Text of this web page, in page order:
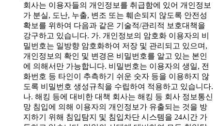
회사는 이용자들의 개인정보를 취급함에 있어 개인정보
가 분실, 도난, 누출, 변조 또는 훼손되지 않도록 안전성
확보를 위하여 다음과 같은 기술적/관리적 보호대책을
강구하고 있습니다. 가. 개인정보의 암호화 이용자의 비
밀번호는 일방향 암호화하여 저장 및 관리되고 있으며,
개인정보의 확인 및 변경은 비밀번호를 알고 있는 본인
에 의해서만 가능합니다. 비밀번호는 이용자의 생일, 전
화번호 등 타인이 추측하기 쉬운 숫자 등을 이용하지 않
도록 비밀번호 생성규칙을 수립하여 적용하고 있습니다.
나. 해킹 등에 대비한 대책 회사는 해킹 등 회사 정보통신
망 침입에 의해 이용자의 개인정보가 유출되는 것을 방
지하기 위해 침입탐지 및 침입차단 시스템을 24시간 가